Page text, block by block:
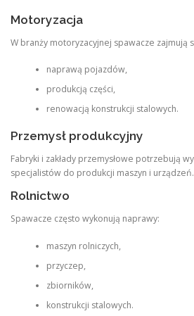
Motoryzacja
W branży motoryzacyjnej spawacze zajmują
naprawą pojazdów,
produkcją części,
renowacją konstrukcji stalowych.
Przemysł produkcyjny
Fabryki i zakłady przemysłowe potrzebują
specjalistów do produkcji maszyn i urządzeń.
Rolnictwo
Spawacze często wykonują naprawy:
maszyn rolniczych,
przyczep,
zbiorników,
konstrukcji stalowych.